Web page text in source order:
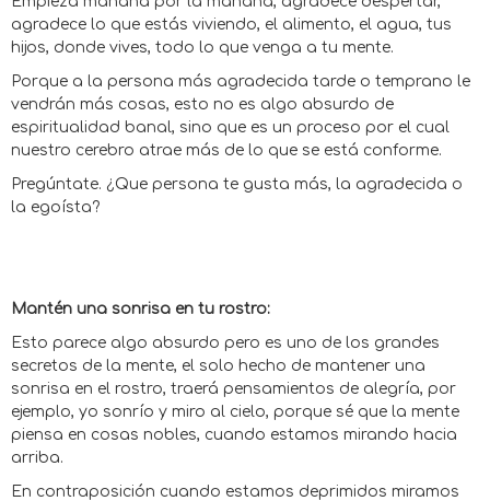
agradece lo que estás viviendo, el alimento, el agua, tus
hijos, donde vives, todo lo que venga a tu mente.
Porque a la persona más agradecida tarde o temprano le
vendrán más cosas, esto no es algo absurdo de
espiritualidad banal, sino que es un proceso por el cual
nuestro cerebro atrae más de lo que se está conforme.
Pregúntate. ¿Que persona te gusta más, la agradecida o
la egoísta?
Mantén una sonrisa en tu rostro:
Esto parece algo absurdo pero es uno de los grandes
secretos de la mente, el solo hecho de mantener una
sonrisa en el rostro, traerá pensamientos de alegría, por
ejemplo, yo sonrío y miro al cielo, porque sé que la mente
piensa en cosas nobles, cuando estamos mirando hacia
arriba.
En contraposición cuando estamos deprimidos miramos